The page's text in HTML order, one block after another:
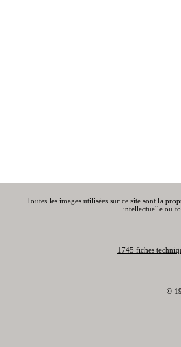
Toutes les images utilisées sur ce site sont la
intellectuelle ou
1745 fiches
©